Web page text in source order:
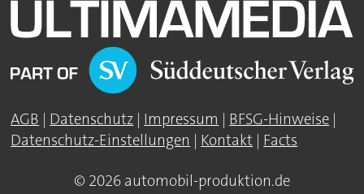
AGB Datenschutz Impressum BFSG-Hinweise
Datenschutz-Einstellungen
Kontakt Facts
© 2026 automobil-produktion.de